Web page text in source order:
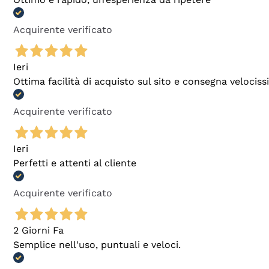
Acquirente verificato
Ieri
Ottima facilità di acquisto sul sito e consegna
Acquirente verificato
Ieri
Perfetti e attenti al cliente
Acquirente verificato
2 Giorni Fa
Semplice nell'uso, puntuali e veloci.